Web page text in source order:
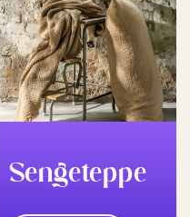
Sengeteppe